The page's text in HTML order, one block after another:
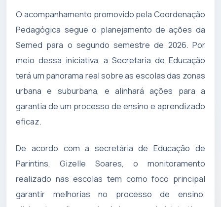
O acompanhamento promovido pela Coordenação
Pedagógica segue o planejamento de ações da
Semed para o segundo semestre de 2026. Por
meio dessa iniciativa, a Secretaria de Educação
terá um panorama real sobre as escolas das zonas
urbana e suburbana, e alinhará ações para a
garantia de um processo de ensino e aprendizado
eficaz.
De acordo com a secretária de Educação de
Parintins, Gizelle Soares, o monitoramento
realizado nas escolas tem como foco principal
garantir melhorias no processo de ensino,